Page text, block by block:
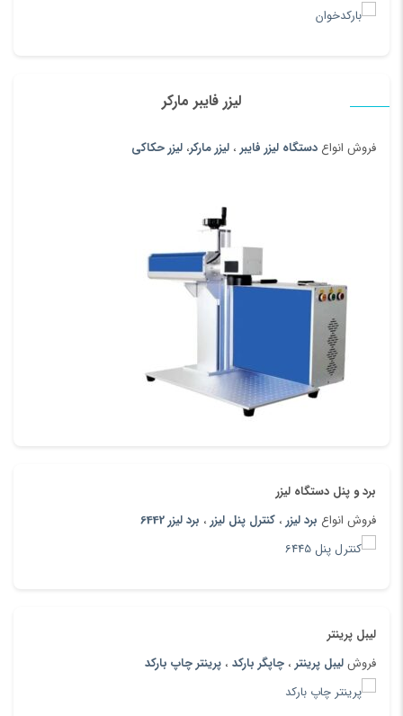
لیزر فایبر مارکر
فروش انواع دستگاه لیزر فایبر، لیزر مارکر، لیزر حکاکی
برد و پنل دستگاه لیزر
فروش انواع برد لیزر، کنترل پنل لیزر ، برد لیزر 6442
لیبل پرینتر
فروشلیبل پرینتر، چاپگر بارکد ، پرینتر چاپ بارکد